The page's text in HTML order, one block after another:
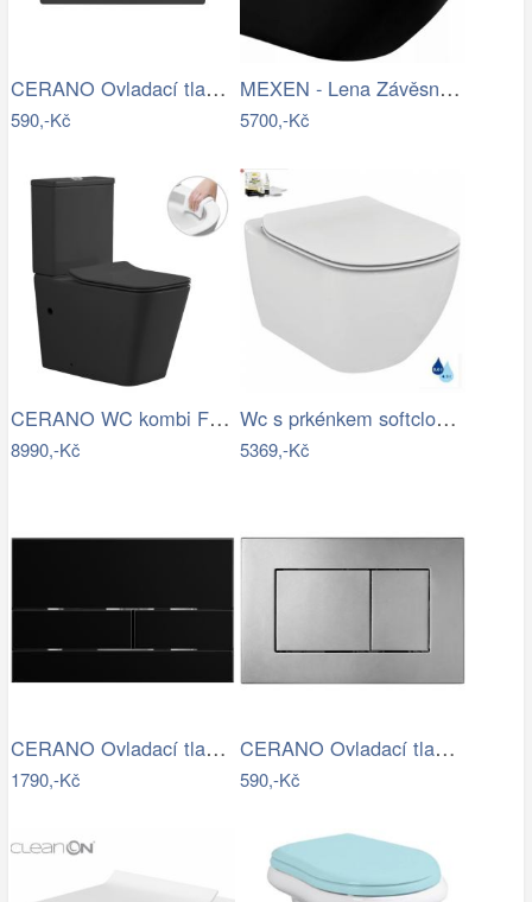
CERANO Ovladací tlačítko WC modulů Lite…
590,-Kč
MEXEN - Lena Závěsná WC mísa včetně…
5700,-Kč
CERANO WC kombi Forte, Rimless + Slim…
8990,-Kč
Wc s prkénkem softclose závěsné Ideal…
5369,-Kč
CERANO Ovladací tlačítko WC modulů Lite…
1790,-Kč
CERANO Ovladací tlačítko WC modulů Lite…
590,-Kč